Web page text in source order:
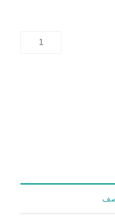
كمية طائر